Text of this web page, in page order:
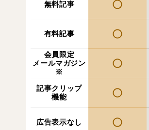
無料記事
有料記事
会員限定
メールマガジン
※
記事クリップ
機能
広告表示なし